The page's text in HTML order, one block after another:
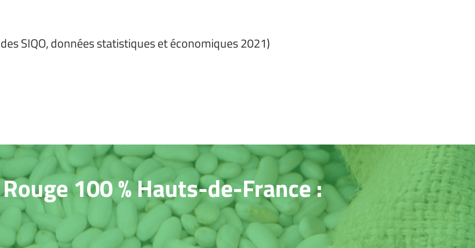
SIQO, données statistiques et économiques 2021)
100 % Hauts-de-France :